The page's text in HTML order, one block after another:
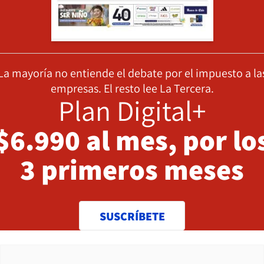
mayoría no entiende el debate por el impuesto a
empresas. El resto lee La Tercera.
Plan Digital+
al mes, por
3 primeros meses
SUSCRÍBETE